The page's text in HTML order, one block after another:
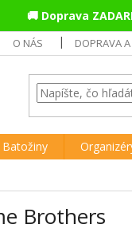
🚚 Doprava
O NÁS DOPRAVA
Batožiny
Brothers